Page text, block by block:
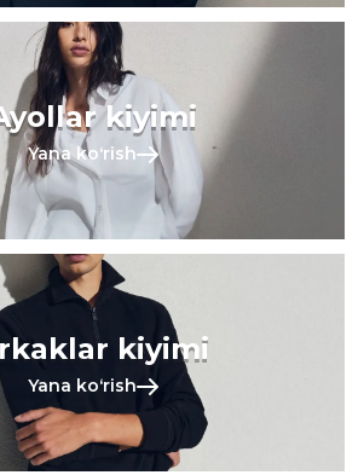
kiyimi
Yana koʻrish
kiyimi
Yana koʻrish